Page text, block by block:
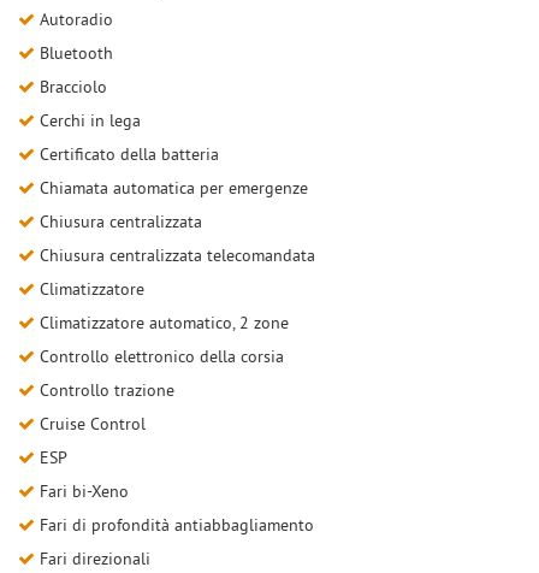
Autoradio
Bluetooth
Bracciolo
Cerchi in lega
Certificato della batteria
Chiamata automatica per emergenze
Chiusura centralizzata
Chiusura centralizzata telecomandata
Climatizzatore
Climatizzatore automatico, 2 zone
Controllo elettronico della corsia
Controllo trazione
Cruise Control
ESP
Fari bi-Xeno
Fari di profondità antiabbagliamento
Fari direzionali